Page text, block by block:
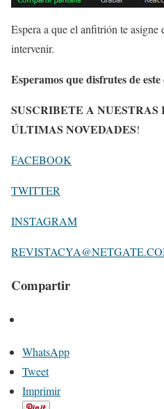
Espera a que el anfitrión te asigne
intervenir.
Esperamos que disfrutes de
SUSCRIBETE A NUESTRAS
ÚLTIMAS NOVEDADES!
FACEBOOK
TWITTER
INSTAGRAM
Compartir
WhatsApp
Tweet
Imprimir